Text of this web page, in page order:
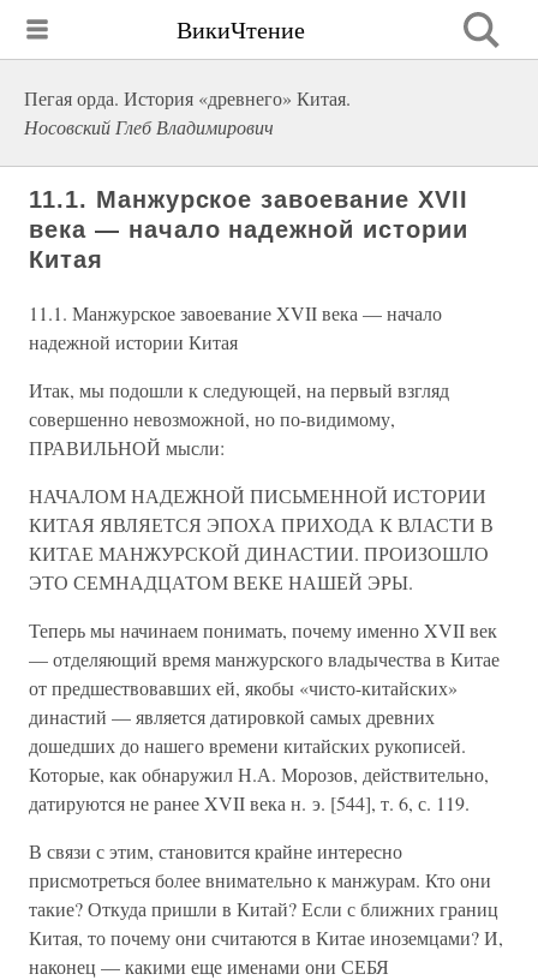
ВикиЧтение
Пегая орда. История «древнего» Китая.
Носовский Глеб Владимирович
11.1. Манжурское завоевание XVII
века — начало надежной истории
Китая
11.1. Манжурское завоевание XVII века — начало
надежной истории Китая
Итак, мы подошли к следующей, на первый взгляд
совершенно невозможной, но по-видимому,
ПРАВИЛЬНОЙ мысли:
НАЧАЛОМ НАДЕЖНОЙ ПИСЬМЕННОЙ ИСТОРИИ
КИТАЯ ЯВЛЯЕТСЯ ЭПОХА ПРИХОДА К ВЛАСТИ В
КИТАЕ МАНЖУРСКОЙ ДИНАСТИИ. ПРОИЗОШЛО
ЭТО СЕМНАДЦАТОМ ВЕКЕ НАШЕЙ ЭРЫ.
Теперь мы начинаем понимать, почему именно XVII век
— отделяющий время манжурского владычества в Китае
от предшествовавших ей, якобы «чисто-китайских»
династий — является датировкой самых древних
дошедших до нашего времени китайских рукописей.
Которые, как обнаружил Н.А. Морозов, действительно,
датируются не ранее XVII века н. э. [544], т. 6, с. 119.
В связи с этим, становится крайне интересно
присмотреться более внимательно к манжурам. Кто они
такие? Откуда пришли в Китай? Если с ближних границ
Китая, то почему они считаются в Китае иноземцами? И,
наконец — какими еще именами они СЕБЯ